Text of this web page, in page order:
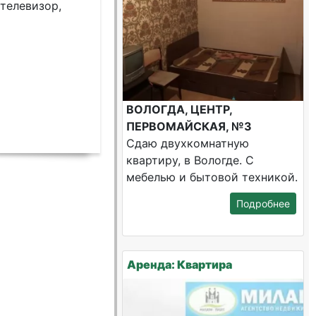
ВОЛОГДА, ЦЕНТР,
ПЕРВОМАЙСКАЯ, №3
Сдаю двухкомнатную
квартиру, в Вологде. С
мебелью и бытовой техникой.
Подробнее
Аренда: Квартира